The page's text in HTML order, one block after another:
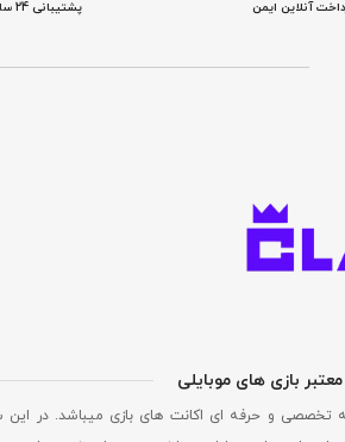
آنلاین ایمن پشتیبانی 24 ساعته
بازی های موبایلی
تخصصی و حرفه ای اکانت های بازی میباشد. در